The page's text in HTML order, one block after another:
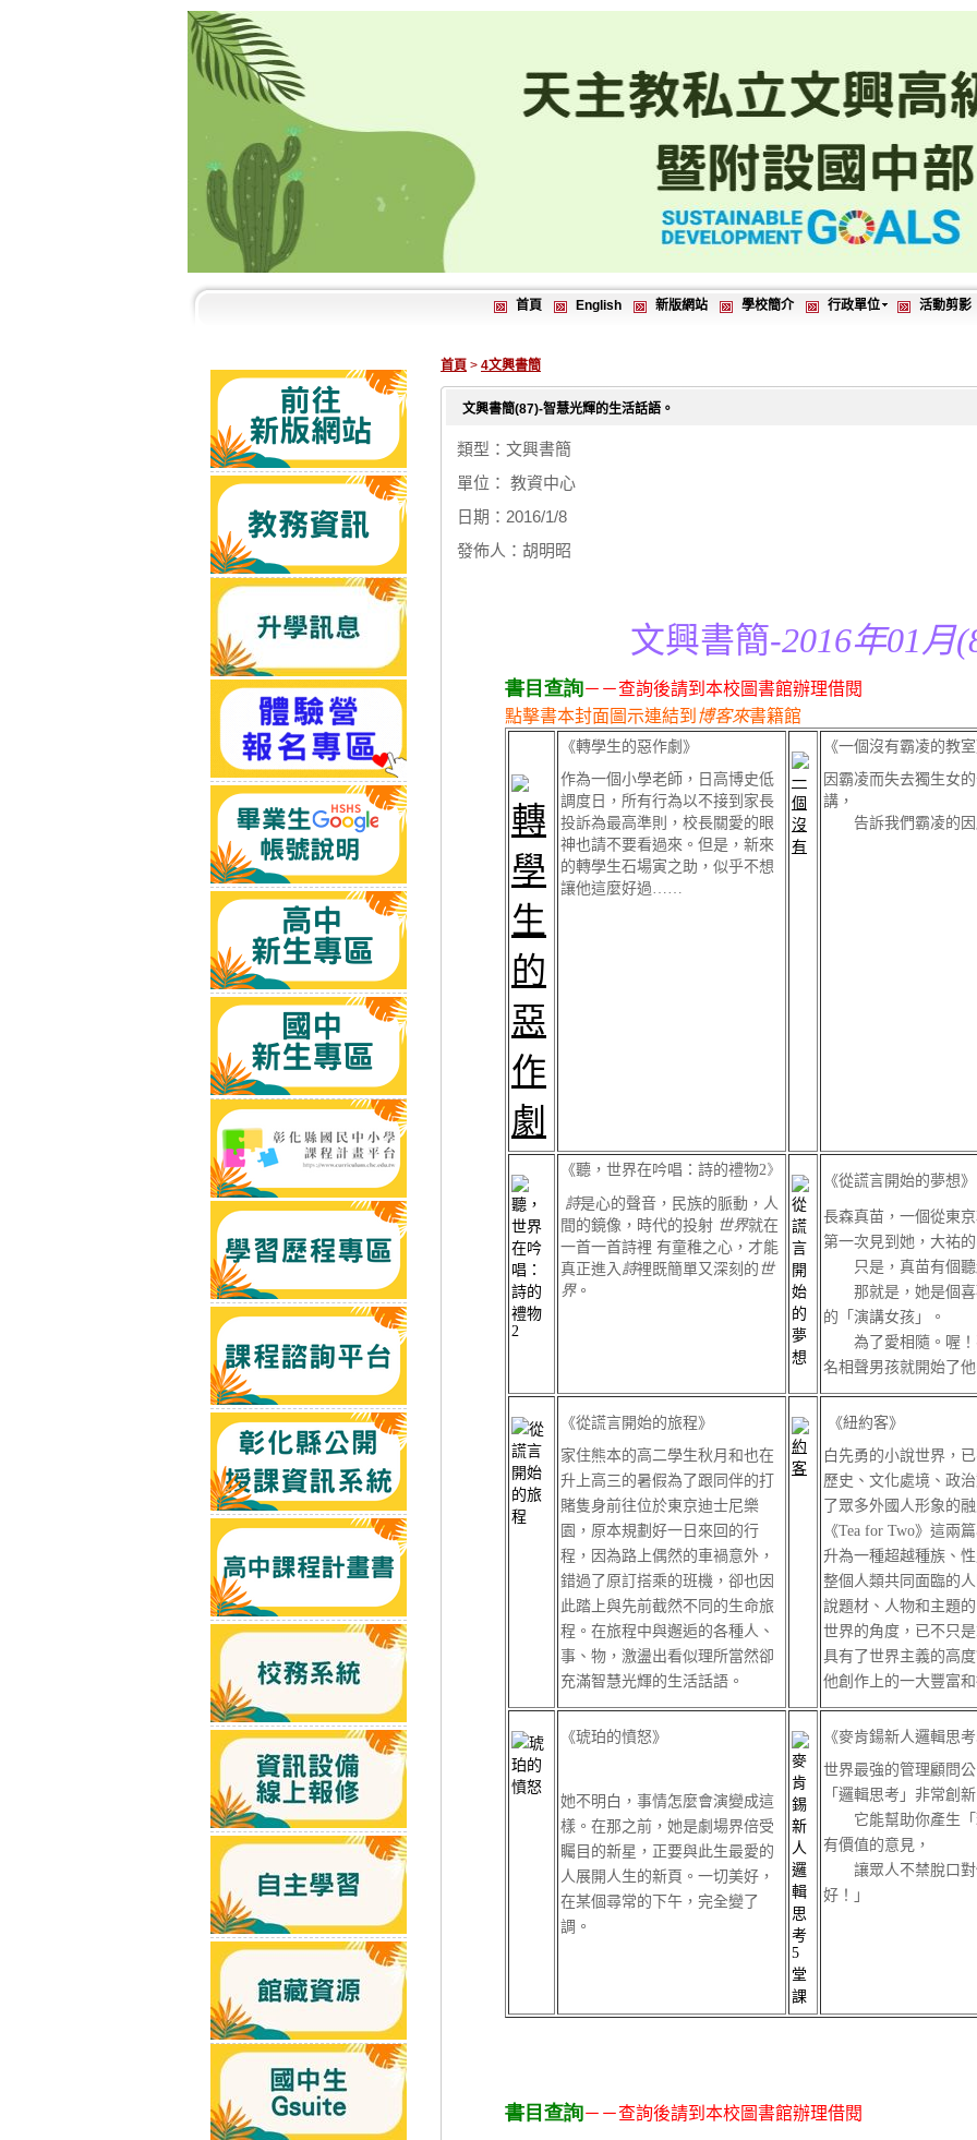
首頁 English 新版網站 學校簡介 行政單位 活動剪影
首頁 > 4文興書簡
文興書簡(87)-智慧光輝的生活話語。
類型：文興書簡
單位： 教資中心
日期：2016/1/8
發佈人：胡明昭
文興書簡-2016年01月
書目查詢－－查詢後請到本校圖書館辦理借閱
點擊書本封面圖示連結到 博客來書籍館
《轉學生的惡作劇》
作為一個小學老師，日高博史低
調度日，所有行為以不接到家長
投訴為最高準則，校長關愛的眼
神也請不要看過來。但是，新來
的轉學生石場寅之助，似乎不想
讓他這麼好過……
《一個沒有霸凌的教室
因霸凌而失去獨生女
講，
告訴我們霸凌的因
《聽，世界在吟唱：詩的禮物2》
詩是心的聲音，民族的脈動，人
間的鏡像，時代的投射 世界就在
一首一首詩裡 有童稚之心，才能
真正進入 詩裡既簡單又深刻的 世
界。
《從謊言開始的夢想》
長森真苗，一個從東
第一次見到她，大祐
只是，真苗有個聽
那就是，她是個喜
的「演講女孩」。
為了愛相隨。喔！
名相聲男孩就開始了
《從謊言開始的旅程》
家住熊本的高二學生秋月和也在
升上高三的暑假為了跟同伴的打
賭隻身前往位於東京迪士尼樂
園，原本規劃好一日來回的行
程，因為路上偶然的車禍意外，
錯過了原訂搭乘的班機，卻也因
此踏上與先前截然不同的生命旅
程。在旅程中與邂逅的各種人、
事、物，激盪出看似理所當然卻
充滿智慧光輝的生活話語。
《紐約客》
白先勇的小說世界，
歷史、文化處境、政
了眾多外國人形象的
《Tea for Two》這兩
升為一種超越種族、
整個人類共同面臨的
說題材、人物和主題
世界的角度，已不只
具有了世界主義的高
他創作上的一大豐富和
《琥珀的憤怒》
她不明白，事情怎麼會演變成這
樣。在那之前，她是劇場界倍受
矚目的新星，正要與此生最愛的
人展開人生的新頁。一切美好，
在某個尋常的下午，完全變了
調。
《麥肯鍚新人邏輯思考
世界最強的管理顧問
「邏輯思考」非常創新
它能幫助你產生「
有價值的意見，
讓眾人不禁脫口對
好！」
書目查詢－－查詢後請到本校圖書館辦理借閱